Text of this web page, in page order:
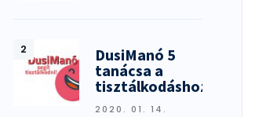
DusiManó 5
tanácsa a
tisztálkodáshoz
2020. 01. 14.